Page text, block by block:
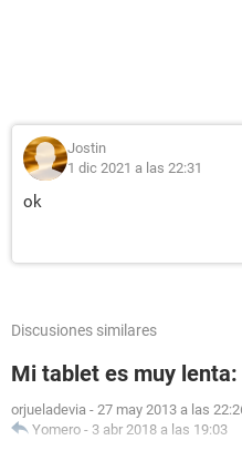
Jostin
1 dic 2021 a las 22:31
ok
Discusiones similares
Mi tablet es muy lenta:
orjueladevia - 27 may 2013 a las
Yomero - 3 abr 2018 a las 19:03